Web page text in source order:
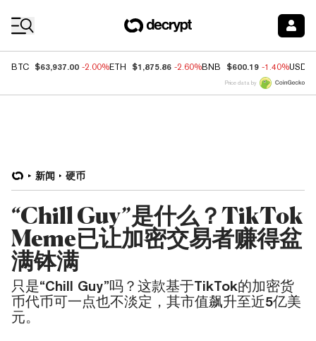
BTC $63,937.00 -2.00%ETH $1,875.86 -2.60%BNB $600.19 -1.40%USDC
Price data by
新闻 硬币
“Chill Guy”是什么？TikTok
Meme已让加密交易者赚得盆
满钵满
只是“Chill Guy”吗？这款基于TikTok的加密货
币代币可一点也不淡定，其市值飙升至近5亿美
元。